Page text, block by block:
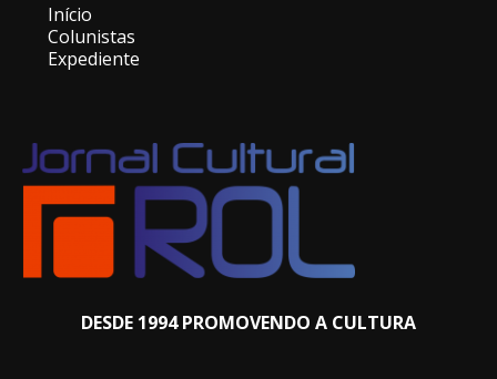
Início
Colunistas
Expediente
DESDE 1994 PROMOVENDO A CULTURA